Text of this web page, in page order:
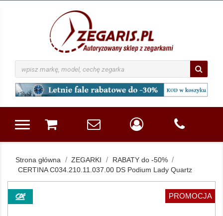
Strona główna ZEGARKI
RABATY do -50%
CERTINA C034.210.11.037.00 DS Podium Lady Quartz
PROMOCJA